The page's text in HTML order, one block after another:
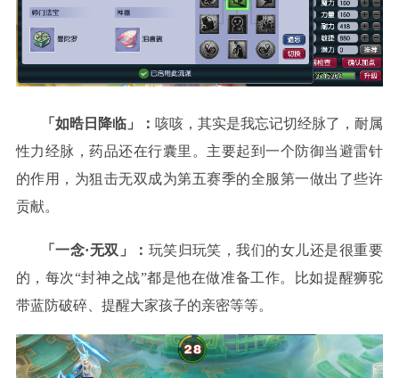
「如晧日降临」： 咳咳，其实是我忘记切经脉了，耐属
性力经脉，药品还在行囊里。主要起到一个防御当避雷针
的作用，为狙击无双成为第五赛季的全服第一做出了些许
贡献。
「一念·无双」： 玩笑归玩笑，我们的女儿还是很重要
的，每次“封神之战”都是他在做准备工作。比如提醒狮驼
带蓝防破碎、提醒大家孩子的亲密等等。